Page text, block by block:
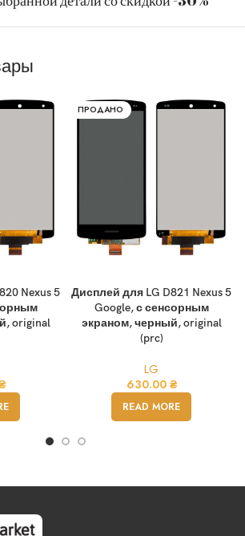
Nexus 5
original
ПРОДАНО
Дисплей для LG D821 Nexus 5
Google, с сенсорным
экраном, черный, original
(prc)
LG
630.00 ₴
READ MORE